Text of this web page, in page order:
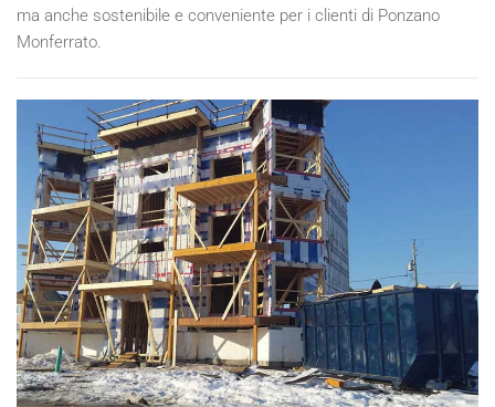
ma anche sostenibile e conveniente per i clienti di Ponzano
Monferrato.